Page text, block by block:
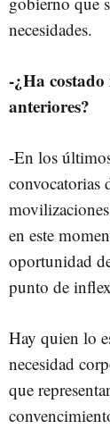
necesidades.
-¿Ha costado
anteriores?
-En los
convocatorias
en este
oportunidad
punto de
Hay quien lo
necesidad
que